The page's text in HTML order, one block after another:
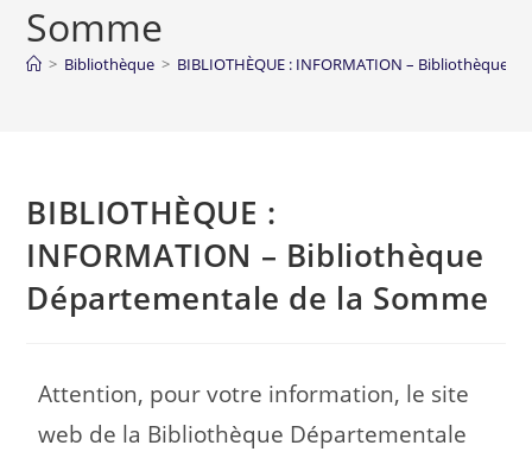
Somme
> Bibliothèque > BIBLIOTHÈQUE : INFORMATION – Bibliothèque
BIBLIOTHÈQUE :
INFORMATION – Bibliothèque
Départementale de la Somme
Attention, pour votre information, le site
web de la Bibliothèque Départementale